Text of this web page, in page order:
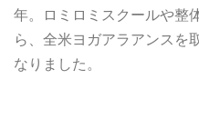
年。ロミロミスクールや整
ら、全米ヨガアラアンスを
なりました。